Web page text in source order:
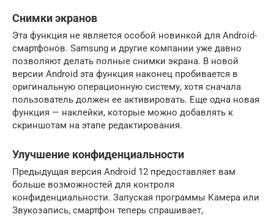
Снимки экранов
Эта функция не является особой новинкой для Android-
смартфонов. Samsung и другие компании уже давно
позволяют делать полные снимки экрана. В новой
версии Android эта функция наконец пробивается в
оригинальную операционную систему, хотя сначала
пользователь должен ее активировать. Еще одна новая
функция — наклейки, которые можно добавлять к
скриншотам на этапе редактирования.
Улучшение конфиденциальности
Предыдущая версия Android 12 предоставляет вам
больше возможностей для контроля
конфиденциальности. Запуская программы Камера или
Звукозапись, смартфон теперь спрашивает,